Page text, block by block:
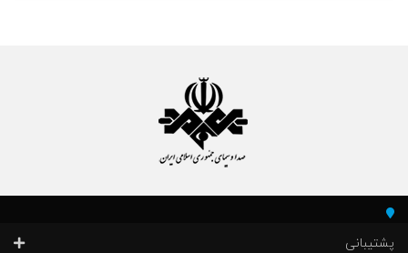
پشتیبانی